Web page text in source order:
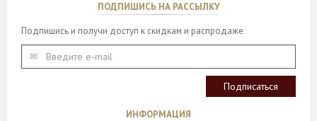
ПОДПИШИСЬ НА РАССЫЛКУ
Подпишись и получи доступ к скидкам и распродаже
ИНФОРМАЦИЯ